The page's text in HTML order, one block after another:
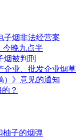
子烟非法经营案
今晚九点半
烟被判刑
企业、批发企业烟草
）》意见的通知
？
柚子的烟弹